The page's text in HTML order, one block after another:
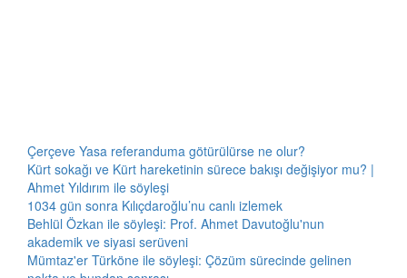
Çerçeve Yasa referanduma götürülürse ne olur?
Kürt sokağı ve Kürt hareketinin sürece bakışı değişiyor mu? |
Ahmet Yıldırım ile söyleşi
1034 gün sonra Kılıçdaroğlu’nu canlı izlemek
Behlül Özkan ile söyleşi: Prof. Ahmet Davutoğlu'nun
akademik ve siyasi serüveni
Mümtaz'er Türköne ile söyleşi: Çözüm sürecinde gelinen